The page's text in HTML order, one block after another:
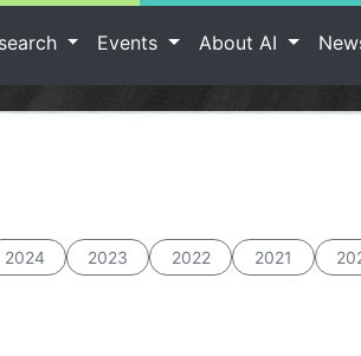
Events About AI
2024 2023 2022 2021